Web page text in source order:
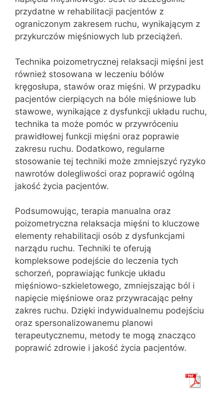
przydatne w rehabilitacji pacjentów z
ograniczonym zakresem ruchu, wynikającym z
przykurczów mięśniowych lub przeciążeń.
Technika poizometrycznej relaksacji mięśni jest
również stosowana w leczeniu bólów
kręgosłupa, stawów oraz mięśni. W przypadku
pacjentów cierpiących na bóle mięśniowe lub
stawowe, wynikające z dysfunkcji układu ruchu,
technika ta może pomóc w przywróceniu
prawidłowej funkcji mięśni oraz poprawie
zakresu ruchu. Dodatkowo, regularne
stosowanie tej techniki może zmniejszyć ryzyko
nawrotów dolegliwości oraz poprawić ogólną
jakość życia pacjentów.
Podsumowując, terapia manualna oraz
poizometryczna relaksacja mięśni to kluczowe
elementy rehabilitacji osób z dysfunkcjami
narządu ruchu. Techniki te oferują
kompleksowe podejście do leczenia tych
schorzeń, poprawiając funkcje układu
mięśniowo-szkieletowego, zmniejszając ból i
napięcie mięśniowe oraz przywracając pełny
zakres ruchu. Dzięki indywidualnemu podejściu
oraz spersonalizowanemu planowi
terapeutycznemu, metody te mogą znacząco
poprawić zdrowie i jakość życia pacjentów.